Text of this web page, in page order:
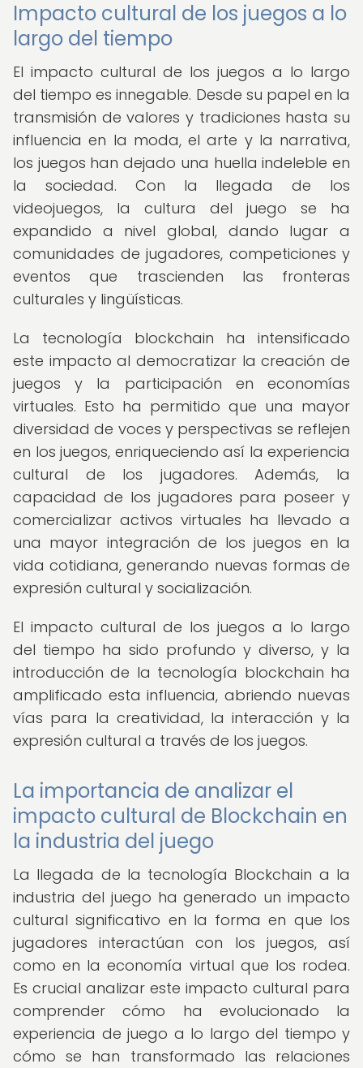
Impacto cultural de los juegos a lo
largo del tiempo
El impacto cultural de los juegos a lo largo
del tiempo es innegable. Desde su papel en la
transmisión de valores y tradiciones hasta su
influencia en la moda, el arte y la narrativa,
los juegos han dejado una huella indeleble en
la sociedad. Con la llegada de los
videojuegos, la cultura del juego se ha
expandido a nivel global, dando lugar a
comunidades de jugadores, competiciones y
eventos que trascienden las fronteras
culturales y lingüísticas.
La tecnología blockchain ha intensificado
este impacto al democratizar la creación de
juegos y la participación en economías
virtuales. Esto ha permitido que una mayor
diversidad de voces y perspectivas se reflejen
en los juegos, enriqueciendo así la experiencia
cultural de los jugadores. Además, la
capacidad de los jugadores para poseer y
comercializar activos virtuales ha llevado a
una mayor integración de los juegos en la
vida cotidiana, generando nuevas formas de
expresión cultural y socialización.
El impacto cultural de los juegos a lo largo
del tiempo ha sido profundo y diverso, y la
introducción de la tecnología blockchain ha
amplificado esta influencia, abriendo nuevas
vías para la creatividad, la interacción y la
expresión cultural a través de los juegos.
La importancia de analizar el
impacto cultural de Blockchain en
la industria del juego
La llegada de la tecnología Blockchain a la
industria del juego ha generado un impacto
cultural significativo en la forma en que los
jugadores interactúan con los juegos, así
como en la economía virtual que los rodea.
Es crucial analizar este impacto cultural para
comprender cómo ha evolucionado la
experiencia de juego a lo largo del tiempo y
cómo se han transformado las relaciones